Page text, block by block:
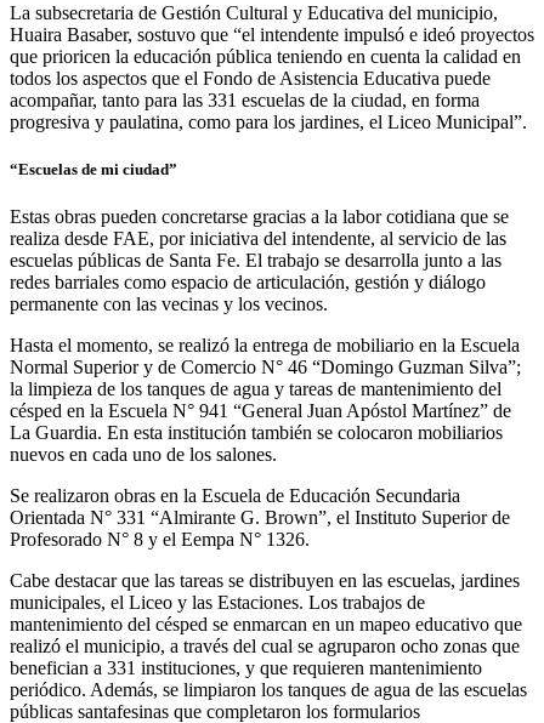
La subsecretaria de Gestión Cultural y Educativa del municipio,
Huaira Basaber, sostuvo que “el intendente impulsó e ideó proyectos
que prioricen la educación pública teniendo en cuenta la calidad en
todos los aspectos que el Fondo de Asistencia Educativa puede
acompañar, tanto para las 331 escuelas de la ciudad, en forma
progresiva y paulatina, como para los jardines, el Liceo Municipal”.
“Escuelas de mi ciudad”
Estas obras pueden concretarse gracias a la labor cotidiana que se
realiza desde FAE, por iniciativa del intendente, al servicio de las
escuelas públicas de Santa Fe. El trabajo se desarrolla junto a las
redes barriales como espacio de articulación, gestión y diálogo
permanente con las vecinas y los vecinos.
Hasta el momento, se realizó la entrega de mobiliario en la Escuela
Normal Superior y de Comercio N° 46 “Domingo Guzman Silva”;
la limpieza de los tanques de agua y tareas de mantenimiento del
césped en la Escuela N° 941 “General Juan Apóstol Martínez” de
La Guardia. En esta institución también se colocaron mobiliarios
nuevos en cada uno de los salones.
Se realizaron obras en la Escuela de Educación Secundaria
Orientada N° 331 “Almirante G. Brown”, el Instituto Superior de
Profesorado N° 8 y el Eempa N° 1326.
Cabe destacar que las tareas se distribuyen en las escuelas, jardines
municipales, el Liceo y las Estaciones. Los trabajos de
mantenimiento del césped se enmarcan en un mapeo educativo que
realizó el municipio, a través del cual se agruparon ocho zonas que
benefician a 331 instituciones, y que requieren mantenimiento
periódico. Además, se limpiaron los tanques de agua de las escuelas
públicas santafesinas que completaron los formularios